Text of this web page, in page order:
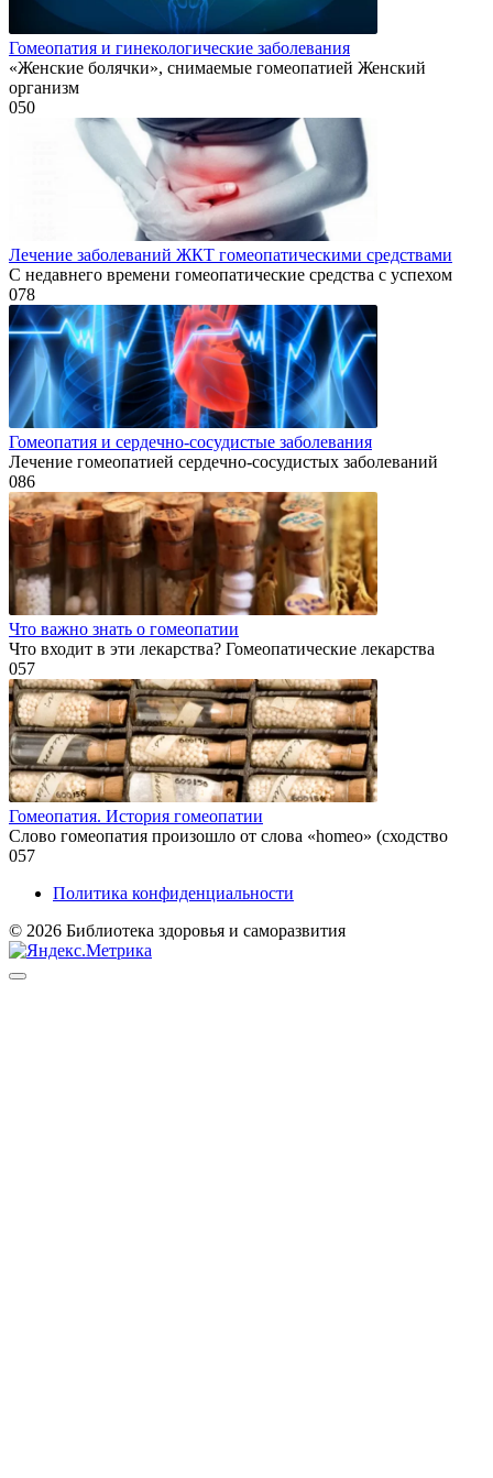
Гомеопатия и гинекологические заболевания
«Женские болячки», снимаемые гомеопатией Женский
организм
050
Лечение заболеваний ЖКТ гомеопатическими средствами
С недавнего времени гомеопатические средства с успехом
078
Гомеопатия и сердечно-сосудистые заболевания
Лечение гомеопатией сердечно-сосудистых заболеваний
086
Что важно знать о гомеопатии
Что входит в эти лекарства? Гомеопатические лекарства
057
Гомеопатия. История гомеопатии
Слово гомеопатия произошло от слова «homeo» (сходство
057
Политика конфиденциальности
© 2026 Библиотека здоровья и саморазвития